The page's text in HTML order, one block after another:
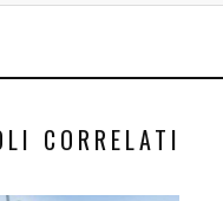
CORRELATI